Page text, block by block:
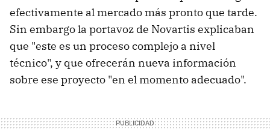
efectivamente al mercado más pronto que tarde.
Sin embargo la portavoz de Novartis explicaban
que "este es un proceso complejo a nivel
técnico", y que ofrecerán nueva información
sobre ese proyecto "en el momento adecuado".